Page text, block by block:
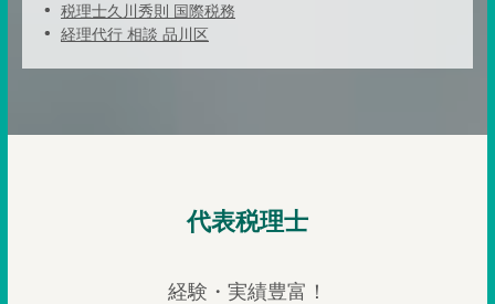
税理士久川秀則 国際税務
経理代行 相談 品川区
代表税理士
経験・実績豊富！